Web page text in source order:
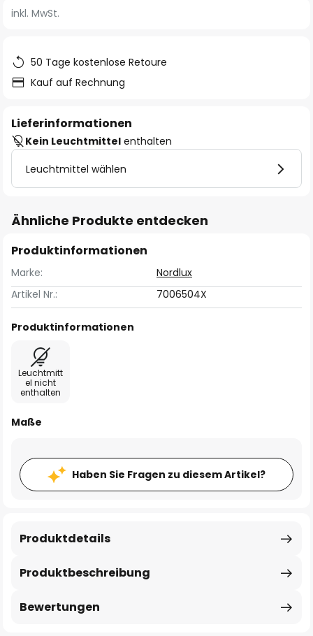
springen
inkl. MwSt.
50 Tage kostenlose Retoure
Kauf auf Rechnung
Lieferinformationen
Kein Leuchtmittel enthalten
Leuchtmittel wählen
Ähnliche Produkte entdecken
Produktinformationen
Marke:
Nordlux
Artikel Nr.:
7006504X
Produktinformationen
Leuchtmitt
el nicht
enthalten
Maße
Haben Sie Fragen zu diesem Artikel?
Produktbeschreibung
Produktdetails
Bewertungen